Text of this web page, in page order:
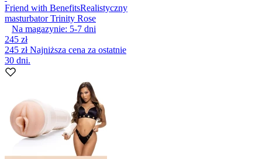
Friend with BenefitsRealistyczny
masturbator Trinity Rose
Na magazynie: 5-7 dni
245 zł
245 złNajniższa cena za ostatnie
30 dni.